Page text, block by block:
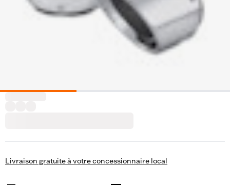
Livraison gratuite à votre concessionnaire local